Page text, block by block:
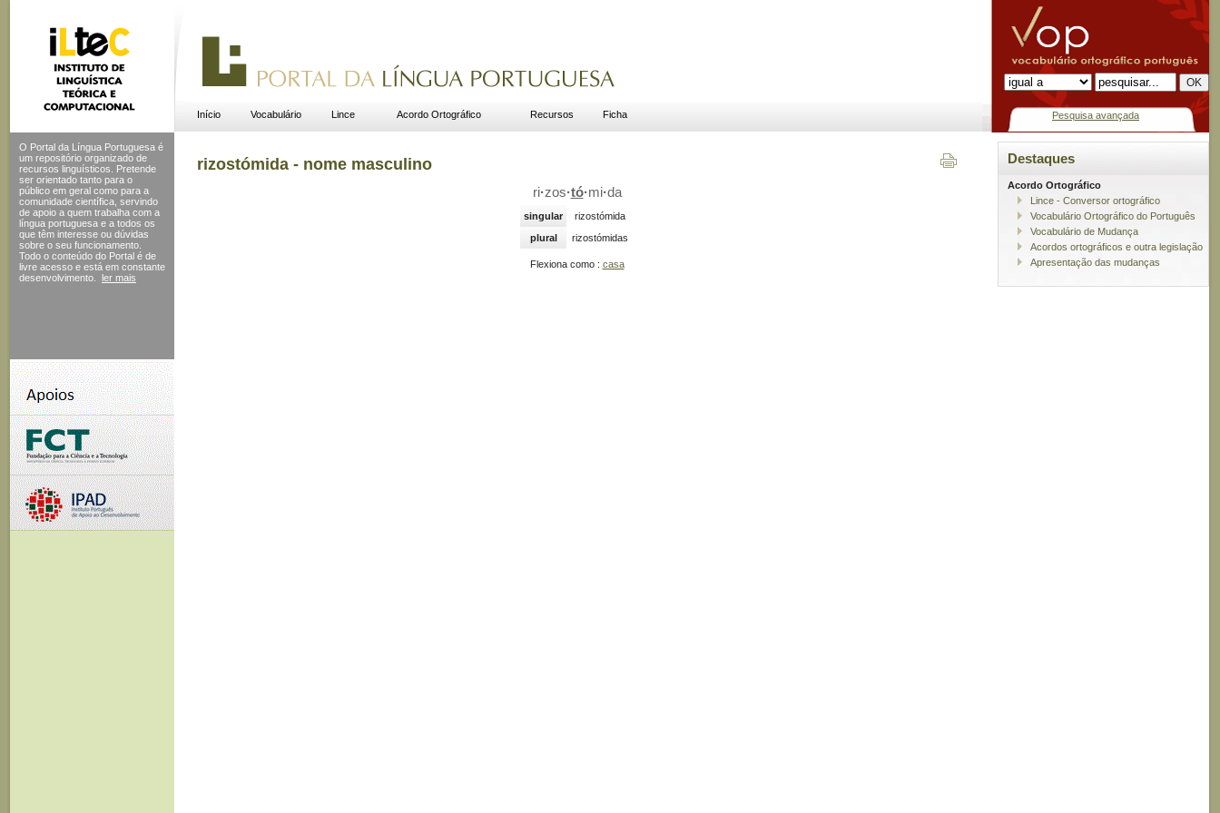
Início Vocabulário Lince Acordo Ortográfico Recursos Ficha Pesquisa avançada
O Portal da Língua Portuguesa é
um repositório organizado de
recursos linguísticos. Pretende
ser orientado tanto para o
público em geral como para a
comunidade científica, servindo
de apoio a quem trabalha com a
língua portuguesa e a todos os
que têm interesse ou dúvidas
sobre o seu funcionamento.
Todo o conteúdo do Portal é de
livre acesso e está em constante
desenvolvimento.
ler mais
rizostómida - nome masculino
ri·zos·tó·mi·da
singular
rizostómida
plural
rizostómidas
Flexiona como : casa
Destaques
Acordo Ortográfico
Lince - Conversor ortográfico
Vocabulário Ortográfico do Português
Vocabulário de Mudança
Acordos ortográficos e outra legislação
Apresentação das mudanças